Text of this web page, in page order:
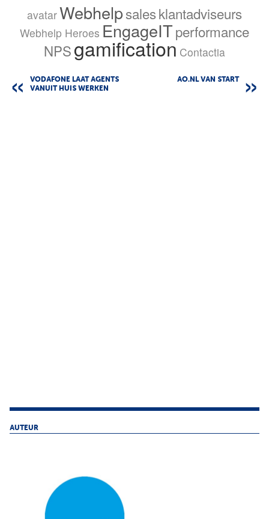
avatarWebhelpsalesklantadviseurs
Webhelp Heroes EngageITperformance
NPSgamification Contactia
VODAFONE LAAT AGENTS
VANUIT HUIS WERKEN
AO.NL VAN START
AUTEUR